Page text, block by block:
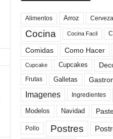
Alimentos Arroz Cerveza
Cocina Cocina Facil
Comidas
Como Hacer
Cupcake Cupcakes
Frutas Galletas
Imagenes Ingredientes
Modelos Navidad
Pollo Postres